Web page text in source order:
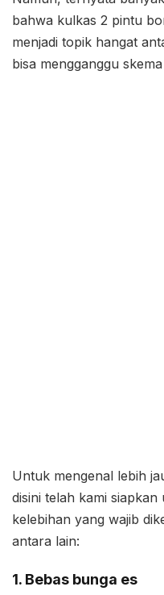
bahwa kulkas 2 pintu
menjadi topik hangat
bisa mengganggu
Untuk mengenal lebih
disini telah kami
kelebihan yang wajib
antara lain:
1. Bebas bunga es